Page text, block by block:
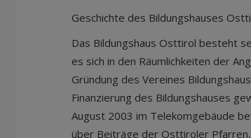
Geschichte des Bildungshauses
Das Bildungshaus Osttirol besteht
es sich in den Räumlichkeiten der
Gründung des Vereines
Finanzierung des Bildungshauses
August 2003 im Telekomgebäude
über Beiträge der Osttiroler